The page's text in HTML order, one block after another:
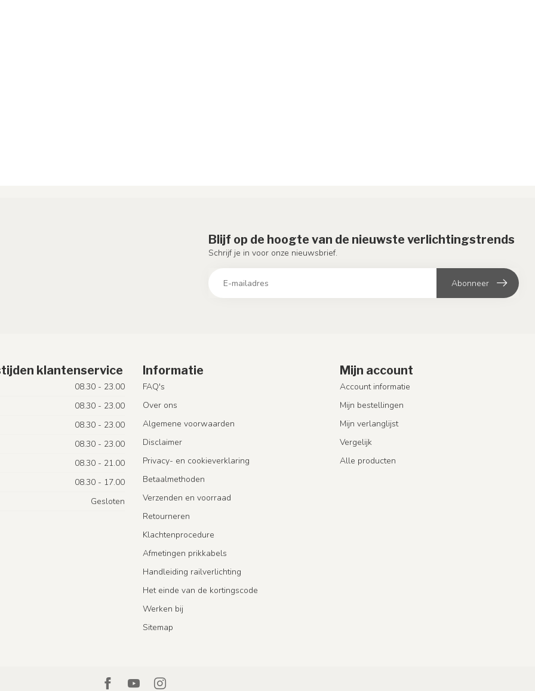
Blijf op de hoogte van de nieuwste verlichtingstrends
Schrijf je in voor onze nieuwsbrief.
Abonneer
klantenservice
08.30 - 23.00
08.30 - 23.00
08.30 - 23.00
08.30 - 23.00
08.30 - 21.00
08.30 - 17.00
Gesloten
Informatie
FAQ's
Over ons
Algemene voorwaarden
Disclaimer
Privacy- en cookieverklaring
Betaalmethoden
Verzenden en voorraad
Retourneren
Klachtenprocedure
Afmetingen prikkabels
Handleiding railverlichting
Het einde van de kortingscode
Werken bij
Sitemap
Mijn account
Account informatie
Mijn bestellingen
Mijn verlanglijst
Vergelijk
Alle producten